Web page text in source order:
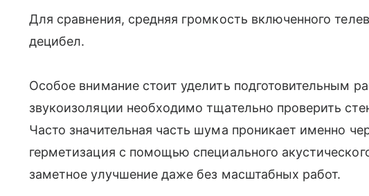
Для сравнения, средняя громкость включенного
децибел.
Особое внимание стоит уделить подготовительным
звукоизоляции необходимо тщательно проверить
Часто значительная часть шума проникает именно
герметизация с помощью специального
заметное улучшение даже без масштабных работ.